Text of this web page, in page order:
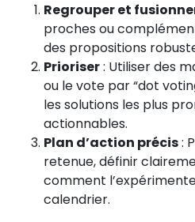
Regrouper et
proches ou
des propositions
Prioriser: Utiliser des
ou le vote par “dot
les solutions les plus
actionnables.
Plan d’action précis:
retenue, définir
comment
calendrier.